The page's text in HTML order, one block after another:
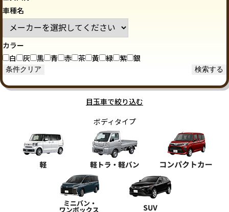
車種名
カラー
白
灰 黒 青 赤 茶 黃 緑 紫 銀
目玉車で絞り込む
ボディタイプ